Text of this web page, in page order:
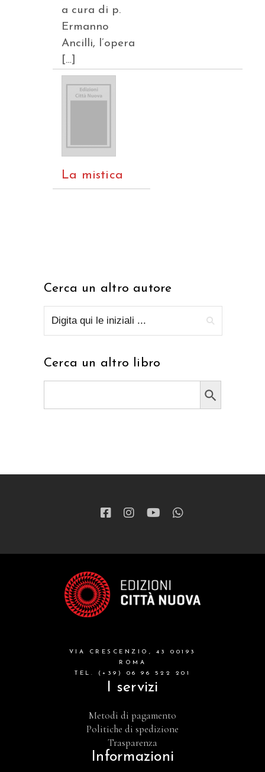
a cura di p.
Ermanno
Ancilli, l’opera
[…]
La mistica
Cerca un altro autore
Cerca un altro libro
Search Button
VIA CRESCENZIO, 43 00193
ROMA
TEL. (+39) 06 96 522 201
I servizi
Metodi di pagamento
Politiche di spedizione
Trasparenza
Informazioni